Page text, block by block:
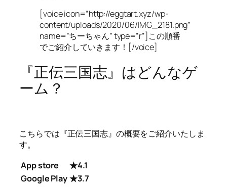
[voice icon=”http://eggtart.xyz/wp-
content/uploads/2020/06/IMG_2181.png”
name=”ちーちゃん” type=”r”]この順番
でご紹介していきます！[/voice]
『正伝三国志』はどんなゲ
ーム？
こちらでは『正伝三国志』の概要をご紹介いたしま
す。
App store
★4.1
Google Play★3.7